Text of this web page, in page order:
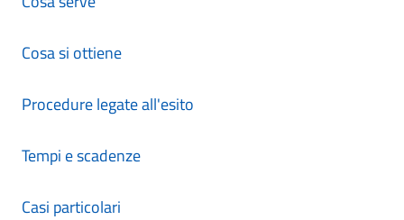
Cosa si ottiene
Procedure legate all'esito
Tempi e scadenze
Casi particolari